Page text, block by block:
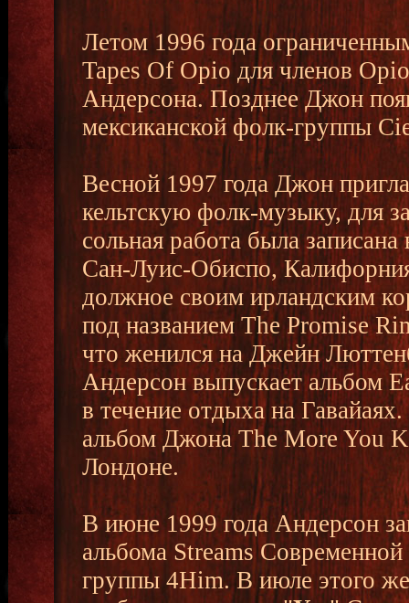
Летом 1996 года
Tapes Of Opio для членов
Андерсона. Позднее Джон
мексиканской фолк-группы
Весной 1997 года Джон
кельтскую фолк-музыку, для
сольная работа была
Сан-Луис-Обиспо,
должное своим ирландским
под названием The Promise
что женился на Джейн
Андерсон выпускает альбом
в течение отдыха на
альбом Джона The More You
Лондоне.
В июне 1999 года Андерсон
альбома Streams
группы 4Him. В июле этого же